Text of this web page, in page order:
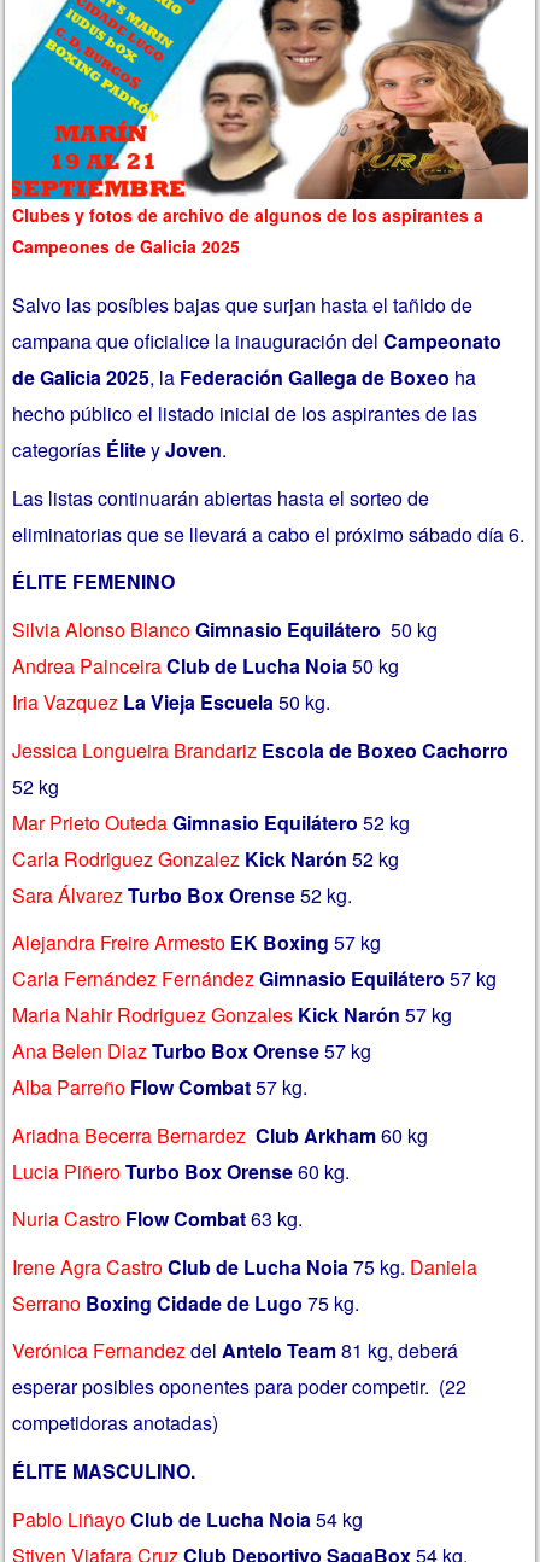
Clubes y fotos de archivo de algunos de los aspirantes a
Campeones de Galicia 2025
Salvo las posíbles bajas que surjan hasta el tañido de
campana que oficialice la inauguración delCampeonato
de Galicia 2025, la Federación Gallega de Boxeo ha
hecho público el listado inicial de los aspirantes de las
categorías ÉliteyJoven.
Las listas continuarán abiertas hasta el sorteo de
eliminatorias que se llevará a cabo el próximo sábado día 6.
ÉLITE FEMENINO
Silvia Alonso BlancoGimnasio Equilátero 50 kg
Andrea PainceiraClub de Lucha Noia50 kg
Iria Vazquez La Vieja Escuela50 kg.
Jessica Longueira Brandariz Escola de Boxeo Cachorro
52 kg
Mar Prieto OutedaGimnasio Equilátero 52 kg
Carla Rodriguez Gonzalez Kick Narón 52 kg
Sara Álvarez Turbo Box Orense52 kg.
Alejandra Freire Armesto EK Boxing 57 kg
Carla Fernández FernándezGimnasio Equilátero 57 kg
Maria Nahir Rodriguez Gonzales Kick Narón 57 kg
Ana Belen DiazTurbo Box Orense57 kg
Alba Parreño Flow Combat57 kg.
Ariadna Becerra Bernardez Club Arkham60 kg
Lucia PiñeroTurbo Box Orense60 kg.
Nuria Castro Flow Combat63 kg.
Irene Agra CastroClub de Lucha Noia75 kg. Daniela
Serrano Boxing Cidade de Lugo 75 kg.
Verónica FernandezdelAntelo Team81 kg, deberá
esperar posibles oponentes para poder competir. (22
competidoras anotadas)
ÉLITE MASCULINO.
Pablo LiñayoClub de Lucha Noia54 kg
Stiven Viafara Cruz Club Deportivo SagaBox54 kg.